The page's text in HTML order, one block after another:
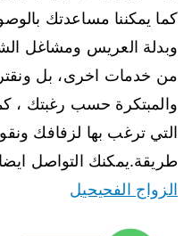
كما يمكننا مساعدتك
وبدلة العريس ومشاغل
من خدمات اخرى، بل
والمبتكرة حسب رغبتك ،
التي ترغب بها لزفافك
طريقة.يمكنك التواصل
الزواج الفحيحيل